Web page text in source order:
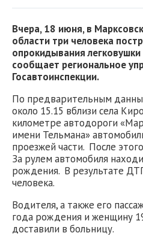
Вчера, 18 июня, в
области три человека
опрокидывания
сообщает региональное
Госавтоинспекции.
По предварительным
около 15.15 вблизи села
километре автодороги
имени Тельмана»
проезжей части. После
За рулем автомобиля
рождения. В результате
человека.
Водителя, а также его
года рождения и женщину
доставили в больницу.